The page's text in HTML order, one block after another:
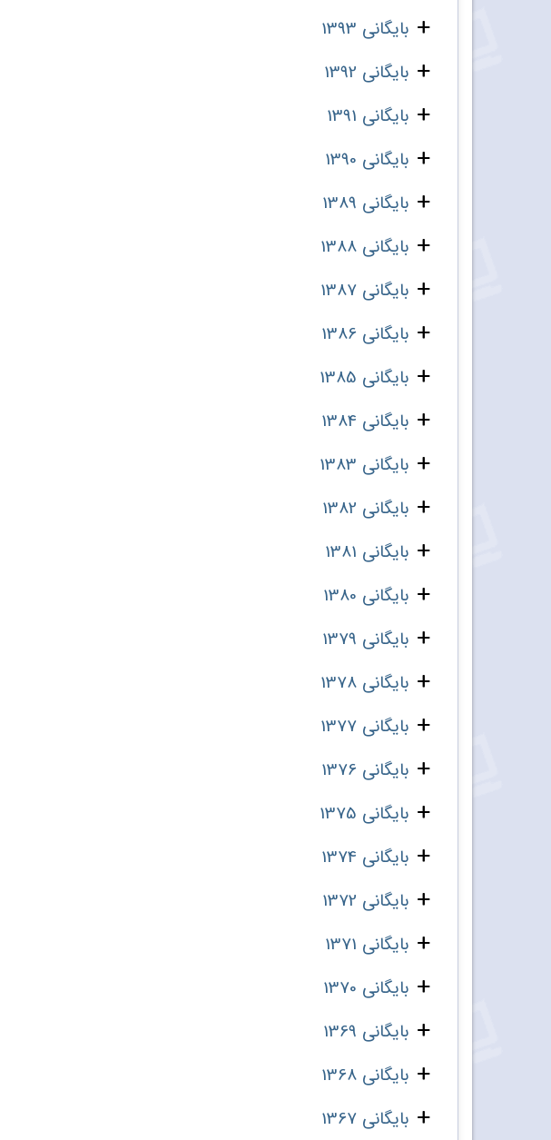
بایگانی 1393
بایگانی 1392
بایگانی 1391
بایگانی 1390
بایگانی 1389
بایگانی 1388
بایگانی 1387
بایگانی 1386
بایگانی 1385
بایگانی 1384
بایگانی 1383
بایگانی 1382
بایگانی 1381
بایگانی 1380
بایگانی 1379
بایگانی 1378
بایگانی 1377
بایگانی 1376
بایگانی 1375
بایگانی 1374
بایگانی 1372
بایگانی 1371
بایگانی 1370
بایگانی 1369
بایگانی 1368
بایگانی 1367